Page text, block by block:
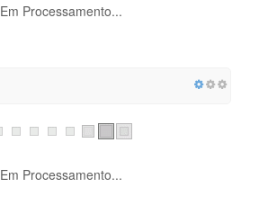
Em Processamento...
Em Processamento...